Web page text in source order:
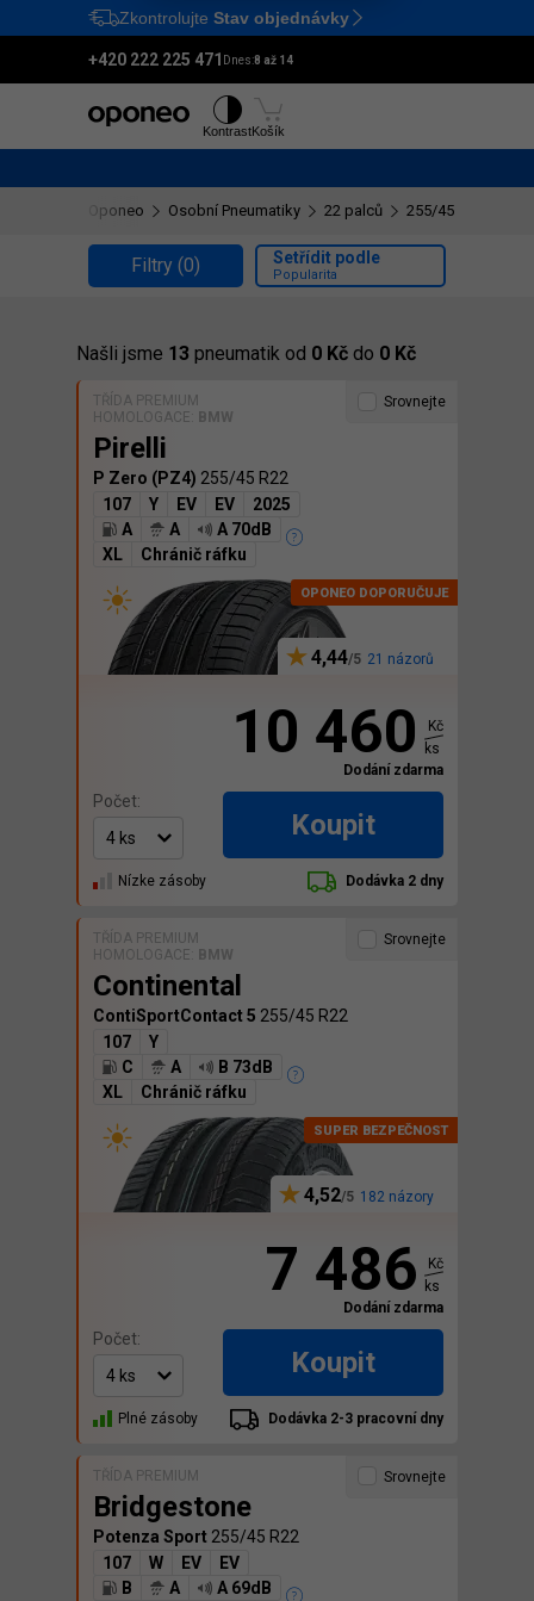
Ctrl M
Zkontrolujte Stav objednávky
+420 222 225 471 Dnes:8 až 14
KontrastKošík
Oponeo Osobní Pneumatiky 22 palců 255/45 R22
Filtry (0)
Našli jsme 13 pneumatik od 0 Kč do 0 Kč
Setřídit podle
Popularita
TŘÍDA PREMIUM
HOMOLOGACE:
BMW
Pirelli
P Zero (PZ4) 255/45 R22
107
Y EV EV
2025
A
A
A 70dB
XL
Chránič ráfku
4,44 21 názorů
Srovnejte
10 460
Kč
ks
Dodání zdarma
Počet:
Koupit
Nízke zásoby Dodávka 2 dny
TŘÍDA PREMIUM
HOMOLOGACE: BMW
Continental
ContiSportContact 5 255/45 R22
107
Y
C
A
B 73dB
XL
Chránič ráfku
4,52 182 názory
Srovnejte
7 486
Kč
ks
Dodání zdarma
Počet:
Koupit
Plné zásoby Dodávka 2-3 pracovní dny
TŘÍDA PREMIUM
Bridgestone
Potenza Sport 255/45 R22
107
W EV
EV
B
A
A 69dB
Srovnejte